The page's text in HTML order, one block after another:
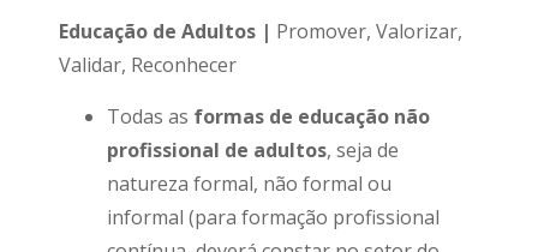
Educação de Adultos | Promover, Valorizar,
Validar, Reconhecer
Todas as formas de educação não
profissional de adultos, seja de
natureza formal, não formal ou
informal (para formação profissional